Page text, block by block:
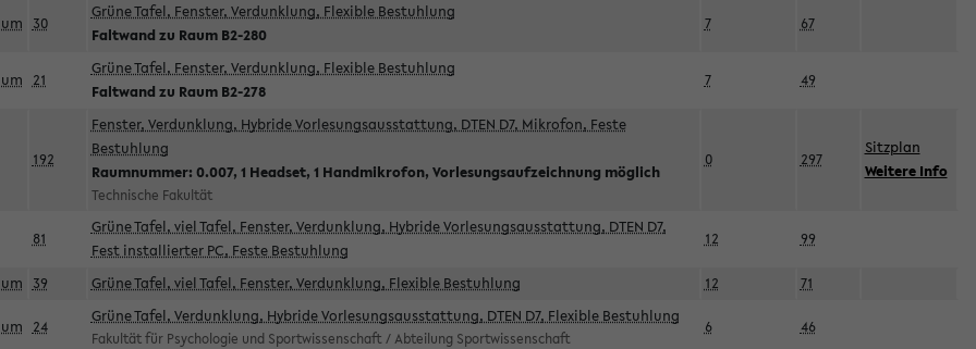
30
Grüne Tafel, Fenster, Verdunklung, Flexible Bestuhlung
Faltwand zu Raum B2-280
7 67
21
Grüne Tafel, Fenster, Verdunklung, Flexible Bestuhlung
Faltwand zu Raum B2-278
7 49
192
Fenster, Verdunklung, Hybride Vorlesungsausstattung, DTEN D7, Mikrofon, Feste
Bestuhlung
Raumnummer: 0.007, 1 Headset, 1 Handmikrofon, Vorlesungsaufzeichnung möglich
Technische Fakultät
0 297
Sitzplan
Weitere Info
81
Grüne Tafel, viel Tafel, Fenster, Verdunklung, Hybride Vorlesungsausstattung, DTEN D7,
Fest installierter PC, Feste Bestuhlung
12 99
39 Grüne Tafel, viel Tafel, Fenster, Verdunklung, Flexible Bestuhlung 12 71
24
Grüne Tafel, Verdunklung, Hybride Vorlesungsausstattung, DTEN D7, Flexible Bestuhlung
Fakultät für Psychologie und Sportwissenschaft / Abteilung Sportwissenschaft
6 46